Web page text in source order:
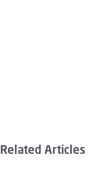
Related Articles